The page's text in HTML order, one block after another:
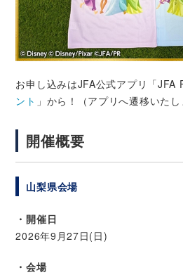
お申し込みはJFA公式アプリ「JFA
ント 」から！（アプリへ遷移いたし
開催概要
山梨県会場
・開催日
2026年9月27日(日)
・会場